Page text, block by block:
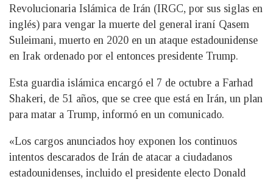
Revolucionaria Islámica de Irán (IRGC, por sus siglas en
inglés) para vengar la muerte del general iraní Qasem
Suleimani, muerto en 2020 en un ataque estadounidense
en Irak ordenado por el entonces presidente Trump.
Esta guardia islámica encargó el 7 de octubre a Farhad
Shakeri, de 51 años, que se cree que está en Irán, un plan
para matar a Trump, informó en un comunicado.
«Los cargos anunciados hoy exponen los continuos
intentos descarados de Irán de atacar a ciudadanos
estadounidenses, incluido el presidente electo Donald